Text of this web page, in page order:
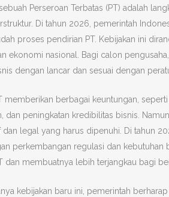
Perseroan Terbatas (PT) adalah
Di tahun 2026, pemerintah
proses pendirian PT. Kebijakan ini
ekonomi nasional. Bagi calon
dengan lancar dan sesuai dengan
memberikan berbagai keuntungan,
dan peningkatan kredibilitas bisnis.
dan legal yang harus dipenuhi. Di tahun
perkembangan regulasi dan
dan membuatnya lebih terjangkau bagi
kebijakan baru ini, pemerintah